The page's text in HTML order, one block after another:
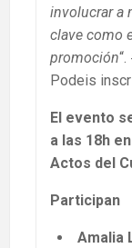
involucrar a
clave como
promoción
Podeis
El evento
a las 18h
Actos del
Participan
Amalia